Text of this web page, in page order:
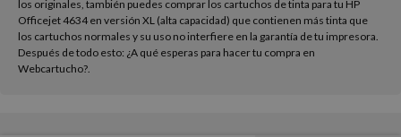
los originales, también puedes comprar los cartuchos de tinta para tu HP
Officejet 4634 en versión XL (alta capacidad) que contienen más tinta que
los cartuchos normales y su uso no interfiere en la garantía de tu impresora.
Después de todo esto: ¿A qué esperas para hacer tu compra en
Webcartucho?.